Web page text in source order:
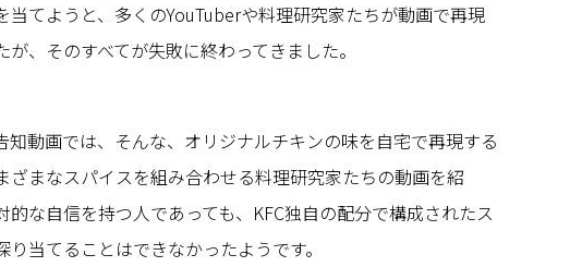
当てようと、多くのYouTuberや料理研究家たちが動画で再現
が、そのすべてが失敗に終わってきました。
知動画では、そんな、オリジナルチキンの味を自宅で再現する
ざまなスパイスを組み合わせる料理研究家たちの動画を紹
的な自信を持つ人であっても、KFC独自の配分で構成されたス
り当てることはできなかったようです。